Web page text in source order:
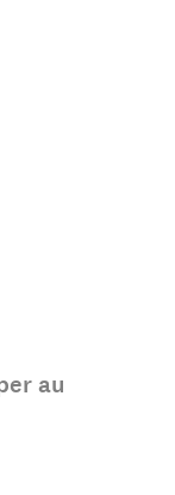
au